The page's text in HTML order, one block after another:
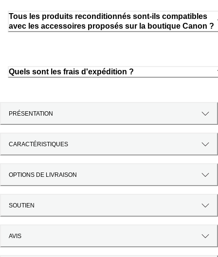
Tous les produits reconditionnés sont-ils compatibles
avec les accessoires proposés sur la boutique Canon ?
Quels sont les frais d'expédition ?
PRÉSENTATION
CARACTÉRISTIQUES
OPTIONS DE LIVRAISON
SOUTIEN
AVIS